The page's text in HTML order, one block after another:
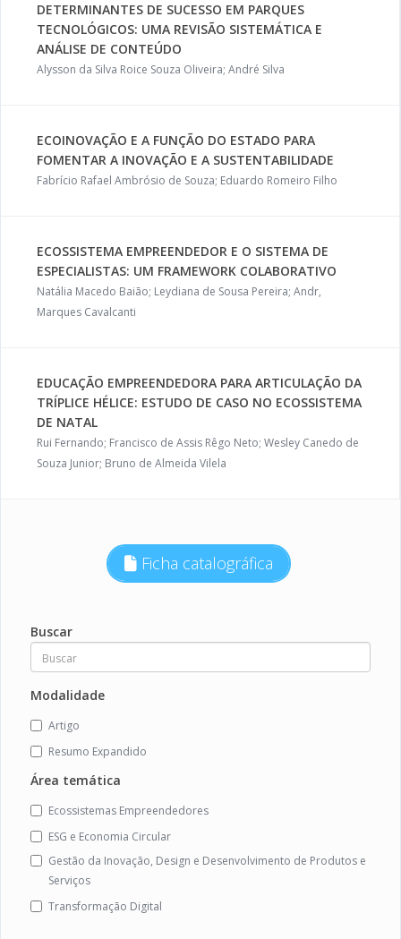
DETERMINANTES DE SUCESSO EM PARQUES
TECNOLÓGICOS: UMA REVISÃO SISTEMÁTICA E
ANÁLISE DE CONTEÚDO
Alysson da Silva Roice Souza Oliveira; André Silva
ECOINOVAÇÃO E A FUNÇÃO DO ESTADO PARA
FOMENTAR A INOVAÇÃO E A SUSTENTABILIDADE
Fabrício Rafael Ambrósio de Souza; Eduardo Romeiro Filho
ECOSSISTEMA EMPREENDEDOR E O SISTEMA DE
ESPECIALISTAS: UM FRAMEWORK COLABORATIVO
Natália Macedo Baião; Leydiana de Sousa Pereira; Andr‚
Marques Cavalcanti
EDUCAÇÃO EMPREENDEDORA PARA ARTICULAÇÃO DA
TRÍPLICE HÉLICE: ESTUDO DE CASO NO ECOSSISTEMA
DE NATAL
Rui Fernando; Francisco de Assis Rêgo Neto; Wesley Canedo de
Souza Junior; Bruno de Almeida Vilela
Ficha catalográfica
Buscar
Modalidade
Artigo
Resumo Expandido
Área temática
Ecossistemas Empreendedores
ESG e Economia Circular
Gestão da Inovação, Design e Desenvolvimento de Produtos e
Serviços
Transformação Digital